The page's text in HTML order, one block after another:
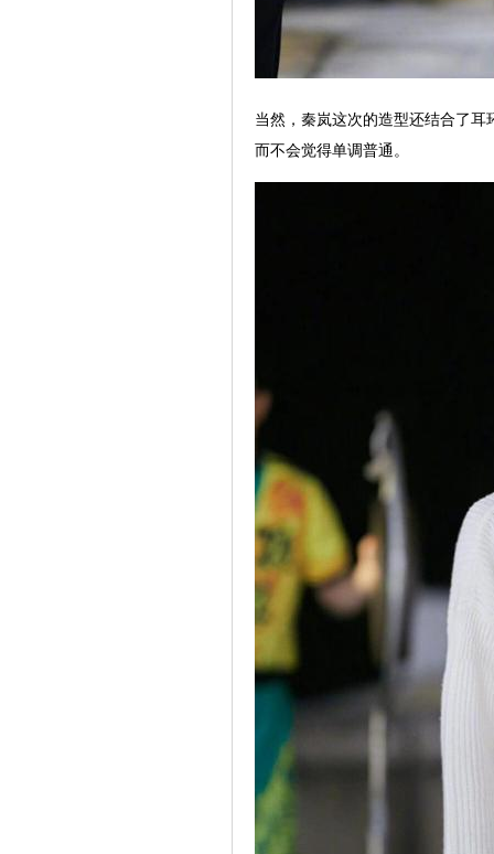
当然，秦岚这次的造型还结合了
而不会觉得单调普通。